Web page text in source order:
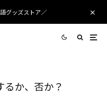
グッズストア／
か、否か？